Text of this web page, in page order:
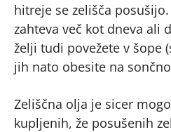
hitreje se zelišča
zahteva več kot dneva ali
želji tudi povežete v šope
jih nato obesite na
Zeliščna olja je sicer
kupljenih, že posušenih